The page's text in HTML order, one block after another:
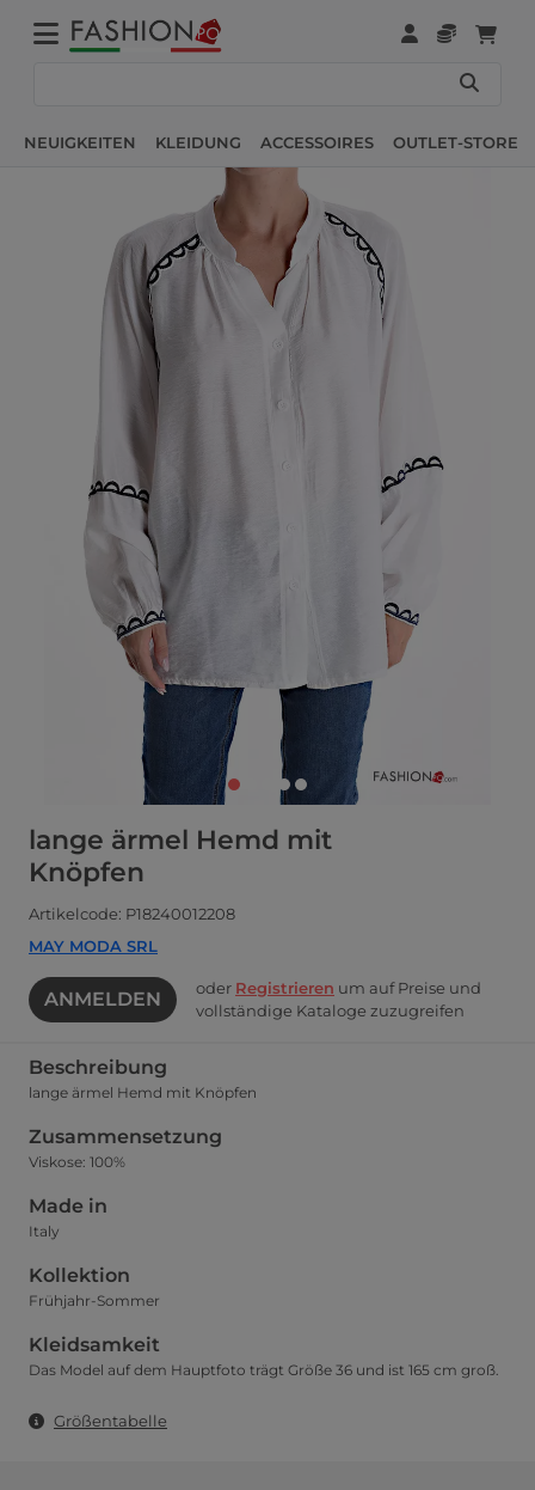
NEUIGKEITEN KLEIDUNG ACCESSOIRES OUTLET-STORE
lange ärmel Hemd mit
Knöpfen
Artikelcode: P18240012208
MAY MODA SRL
ANMELDEN oder Registrieren um auf Preise und
vollständige Kataloge zuzugreifen
Beschreibung
lange ärmel Hemd mit Knöpfen
Zusammensetzung
Viskose: 100%
Made in
Italy
Kollektion
Frühjahr-Sommer
Kleidsamkeit
Das Model auf dem Hauptfoto trägt Größe 36 und ist 165 cm groß.
Größentabelle